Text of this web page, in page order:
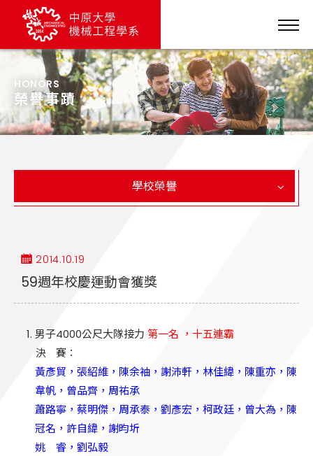
HONORS
榮譽事蹟
學校榮譽
2014.10.19
59週年校慶運動會獲獎
男子4000公尺大隊接力 第一名 ，十五連霸
決 賽：
黃彥貿，張紹維，陳余袖，謝沛軒，林佳緯，陳重亦，陳
韋帆，曾品齊，周祐承
蕭路寧，蔡明傑，周承泰，劉彥宏，柯政廷，曾大為，陳
冠名，許自緯，謝昀圻
姚 睿，劉弘毅